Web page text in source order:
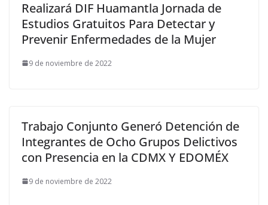
Realizará DIF Huamantla Jornada de
Estudios Gratuitos Para Detectar y
Prevenir Enfermedades de la Mujer
9 de noviembre de 2022
Trabajo Conjunto Generó Detención de
Integrantes de Ocho Grupos Delictivos
con Presencia en la CDMX Y EDOMÉX
9 de noviembre de 2022